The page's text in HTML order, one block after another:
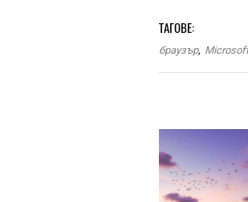
ТАГОВЕ:
браузър,